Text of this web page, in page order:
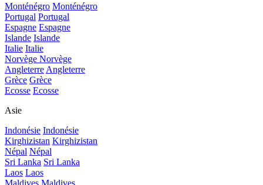
Monténégro Monténégro
Portugal Portugal
Espagne Espagne
Islande Islande
Italie Italie
Norvège Norvège
Angleterre Angleterre
Grèce Grèce
Ecosse Ecosse
Asie
Indonésie Indonésie
Kirghizistan Kirghizistan
Népal Népal
Sri Lanka Sri Lanka
Laos Laos
Maldives Maldives